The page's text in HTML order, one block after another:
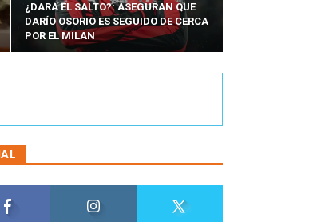
¿DARÁ EL SALTO?: ASEGURAN QUE
DARÍO OSORIO ES SEGUIDO DE CERCA
POR EL MILAN